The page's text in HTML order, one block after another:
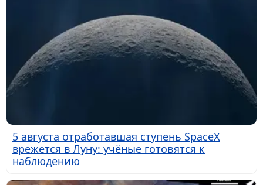
5 августа отработавшая ступень SpaceX
врежется в Луну: учёные готовятся к
наблюдению